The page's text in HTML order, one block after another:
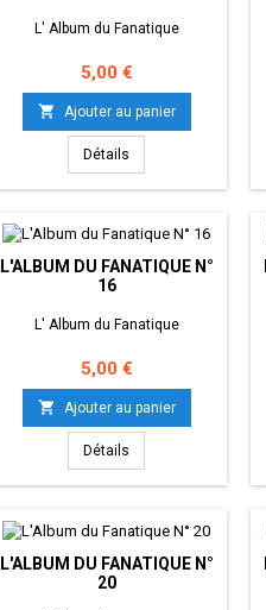
L' Album du Fanatique
Prix
5,00 €
 Ajouter au panier
Détails
L'ALBUM DU FANATIQUE N°
16
L' Album du Fanatique
Prix
5,00 €
 Ajouter au panier
Détails
L'ALBUM DU FANATIQUE N°
20